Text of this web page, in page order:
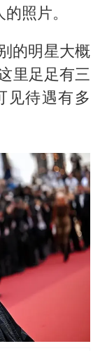
照片。
的明星大概
里足足有三
见待遇有多